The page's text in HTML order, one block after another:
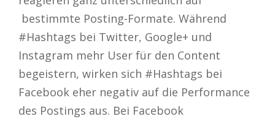
bestimmte Posting-Formate. Während
#Hashtags bei Twitter, Google+ und
Instagram mehr User für den Content
begeistern, wirken sich #Hashtags bei
Facebook eher negativ auf die Performance
des Postings aus. Bei Facebook